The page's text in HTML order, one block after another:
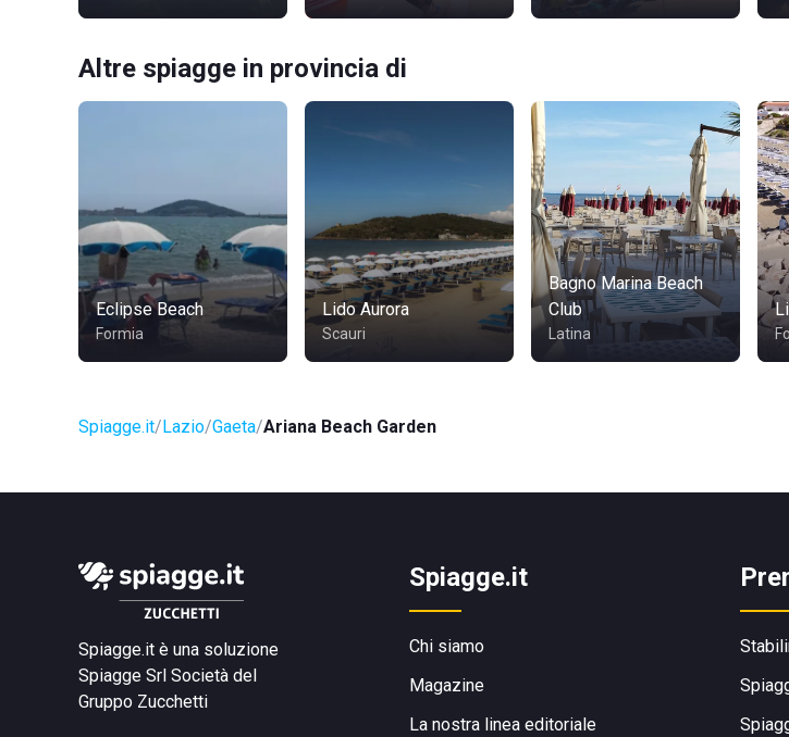
Altre spiagge in provincia di
Eclipse Beach
Formia
Lido Aurora
Scauri
Bagno Marina Beach
Club
Latina
Spiagge.it Lazio Gaeta Ariana Beach Garden
Spiagge.it è una soluzione
Spiagge Srl Società del
Gruppo Zucchetti
Spiagge.it
Chi siamo
Magazine
La nostra linea editoriale